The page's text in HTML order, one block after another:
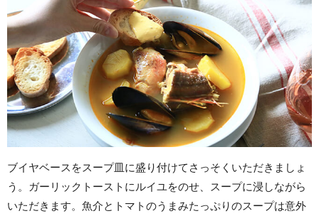
ブイヤベースをスープ皿に盛り付けてさっそくいただきましょ
う。ガーリックトーストにルイユをのせ、スープに浸しながら
いただきます。魚介とトマトのうまみたっぷりのスープは意外